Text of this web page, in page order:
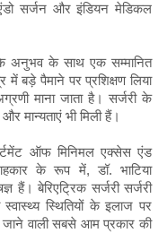
सर्जन और इंडियन मेडिकल
के अनुभव के साथ एक सम्मानित
में बड़े पैमाने पर प्रशिक्षण लिया
माना जाता है। सर्जरी के
मान्यताएं भी मिली हैं।
ऑफ मिनिमल एक्सेस एंड
के रूप में, डॉ. भाटिया
हैं। बेरिएट्रिक सर्जरी सर्जरी
स्थितियों के इलाज पर
जाने वाली सबसे आम प्रकार की